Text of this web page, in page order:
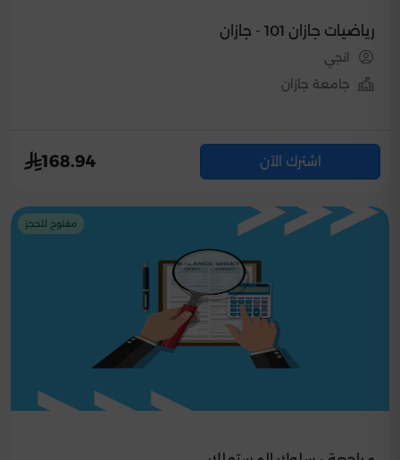
رياضيات جازان 101 - جازان
انجي
جامعة جازان
اشترك الآن 168.94
مفتوح للحجز